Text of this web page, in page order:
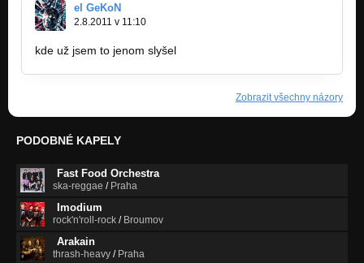
el GeKoN
2.8.2011 v 11:10
kde už jsem to jenom slyšel
Zobrazit všechny názory
PODOBNÉ KAPELY
Fast Food Orchestra
ska-reggae / Praha
Imodium
rock'n'roll-rock / Broumov
Arakain
thrash-heavy / Praha